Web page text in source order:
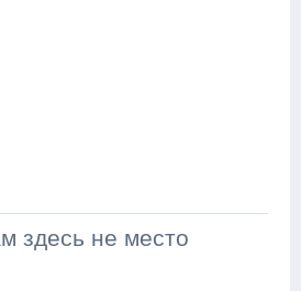
здесь не место